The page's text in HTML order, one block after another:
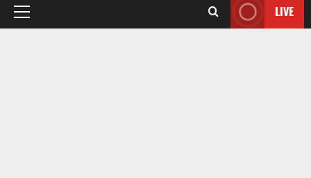
Primary
LIVE